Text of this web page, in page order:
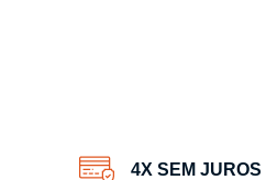
4X SEM JUROS